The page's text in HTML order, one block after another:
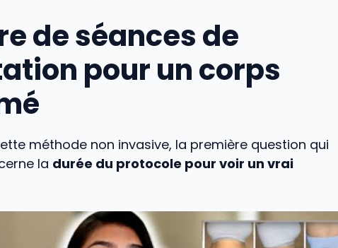
de séances de
pour un corps
méthode non invasive, la première question qui
la durée du protocole pour voir un vrai